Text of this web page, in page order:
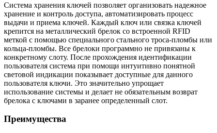
Система хранения ключей позволяет организовать надежное
хранение и контроль доступа, автоматизировать процесс
выдачи и приема ключей. Каждый ключ или связка ключей
крепится на металлический брелок со встроенной RFID
меткой с помощью специального стального троса-пломбы или
кольца-пломбы. Все брелоки программно не привязаны к
конкретному слоту. После прохождения идентификации
пользователя система при помощи интуитивно понятной
световой индикации показывает доступные для данного
пользователя ключи. Это значительно упрощает
использование системы и делает не обязательным возврат
брелока с ключами в заранее определенный слот.
Преимущества